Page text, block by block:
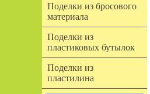
Поделки из бросового
материала
Поделки из
пластиковых бутылок
Поделки из
пластилина